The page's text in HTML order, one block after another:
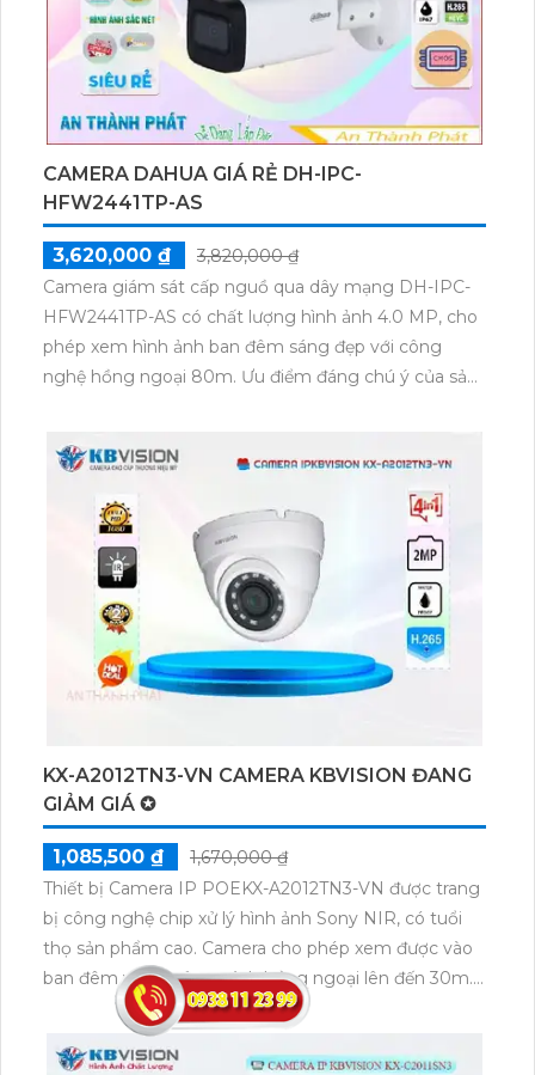
CAMERA DAHUA GIÁ RẺ DH-IPC-
HFW2441TP-AS
3,620,000 ₫
3,820,000 ₫
Camera giám sát cấp nguồ qua dây mạng DH-IPC-
HFW2441TP-AS có chất lượng hình ảnh 4.0 MP, cho
phép xem hình ảnh ban đêm sáng đẹp với công
nghệ hồng ngoại 80m. Ưu điểm đáng chú ý của sản
Camera dễ dàng lắp đặt ở ngoài trời nhờ thân kim
loại chắc chắn. Ngoài ra, camera còn tích hợp chức
năng báo động chống trộm PIR, đảm bảo hiệu quả
mọi lúc, giúp bảo vệ an toàn cho ngôi nhà hoặc công
KX-A2012TN3-VN CAMERA KBVISION ĐANG
GIẢM GIÁ ✪
1,085,500 ₫
1,670,000 ₫
Thiết bị Camera IP POEKX-A2012TN3-VN được trang
bị công nghệ chip xử lý hình ảnh Sony NIR, có tuổi
thọ sản phẩm cao. Camera cho phép xem được vào
ban đêm với khoảng cách hồng ngoại lên đến 30m.
Thiết bị tích hợp công nghệ IP POE giúp xử lý hình
sáng đẹp và có độ nét lên tới 2.0 MP, đồng thời tiết
kiệm băng thông với các chuẩn nén